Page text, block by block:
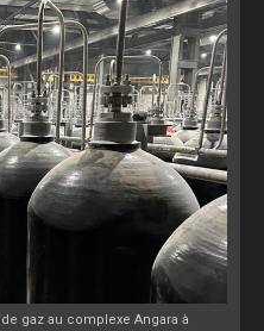
gaz au complexe Angara à